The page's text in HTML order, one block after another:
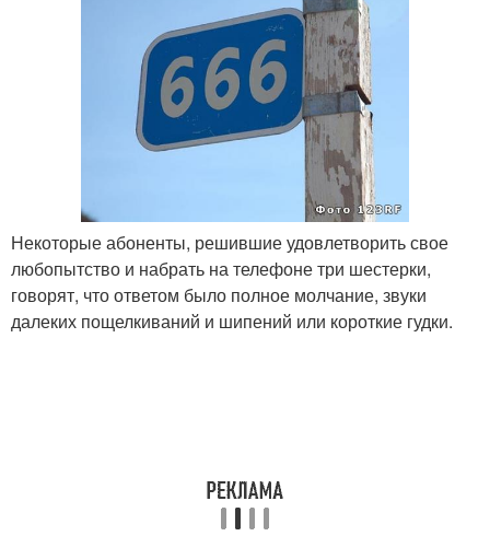
Некоторые абоненты, решившие удовлетворить свое
любопытство и набрать на телефоне три шестерки,
говорят, что ответом было полное молчание, звуки
далеких пощелкиваний и шипений или короткие гудки.